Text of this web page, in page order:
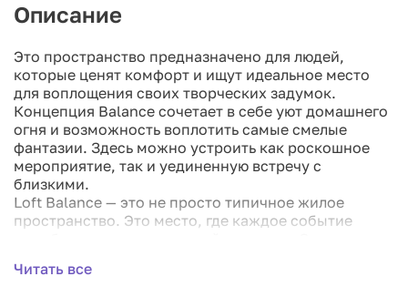
Описание
Это пространство предназначено для людей,
которые ценят комфорт и ищут идеальное место
для воплощения своих творческих задумок.
Концепция Balance сочетает в себе уют домашнего
огня и возможность воплотить самые смелые
фантазии. Здесь можно устроить как роскошное
мероприятие, так и уединенную встречу с
близкими.
Loft Balance — это не просто типичное жилое
пространство. Это место, где каждое событие
до детского праздника или творческого вечера. В
Читать все